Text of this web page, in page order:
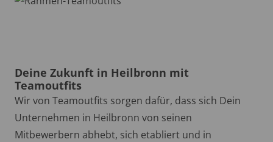
Deine Zukunft in Heilbronn mit
Teamoutfits
Wir von Teamoutfits sorgen dafür, dass sich Dein
Unternehmen in Heilbronn von seinen
Mitbewerbern abhebt, sich etabliert und in